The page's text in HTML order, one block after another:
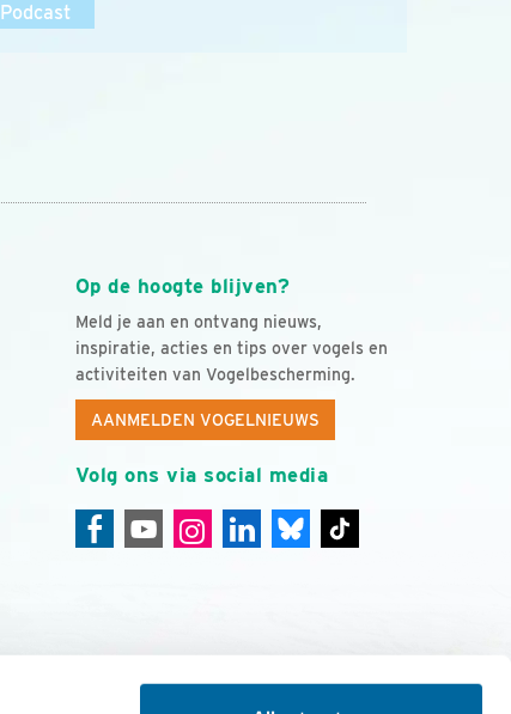
Podcast
Op de hoogte blijven?
Meld je aan en ontvang nieuws,
inspiratie, acties en tips over vogels en
activiteiten van Vogelbescherming.
AANMELDEN VOGELNIEUWS
Volg ons via social media